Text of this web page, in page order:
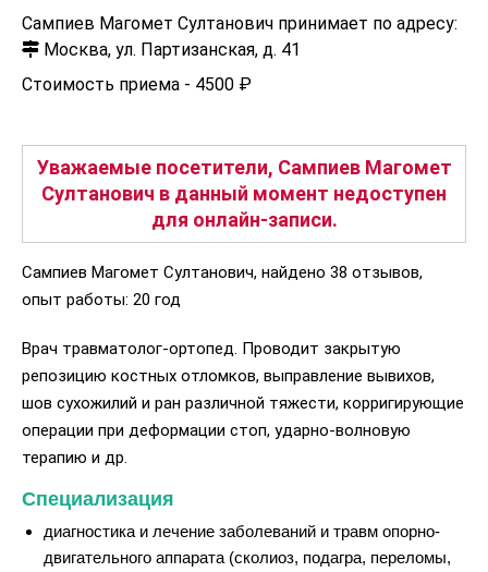
Сампиев Магомет Султанович принимает по адресу:
Москва, ул. Партизанская, д. 41
Стоимость приема - 4500 ₽
Уважаемые посетители, Сампиев Магомет
Султанович в данный момент недоступен
для онлайн-записи.
Сампиев Магомет Султанович, найдено 38 отзывов,
опыт работы: 20 год
Врач травматолог-ортопед. Проводит закрытую
репозицию костных отломков, выправление вывихов,
шов сухожилий и ран различной тяжести, корригирующие
операции при деформации стоп, ударно-волновую
терапию и др.
Специализация
диагностика и лечение заболеваний и травм опорно-
двигательного аппарата (сколиоз, подагра, переломы,